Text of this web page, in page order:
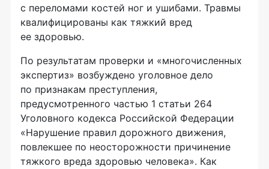
с переломами костей ног и ушибами. Травмы
квалифицированы как тяжкий вред
ее здоровью.
По результатам проверки и «многочисленных
экспертиз» возбуждено уголовное дело
по признакам преступления,
предусмотренного частью 1 статьи 264
Уголовного кодекса Российской Федерации
«Нарушение правил дорожного движения,
повлекшее по неосторожности причинение
тяжкого вреда здоровью человека». Как